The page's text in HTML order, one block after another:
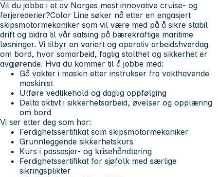
Vil du jobbe i et av Norges mest innovative cruise- og
ferjerederier?Color Line søker nå etter en engasjert
skipsmotormekaniker som vil være med på å sikre stabil
drift og bidra til vår satsing på bærekraftige maritime
løsninger. Vi tilbyr en variert og operativ arbeidshverdag
om bord, hvor samarbeid, faglig stolthet og sikkerhet er
avgjørende. Hva du kommer til å jobbe med:
Gå vakter i maskin etter instrukser fra vakthavende
maskinist
Utføre vedlikehold og daglig oppfølging
Delta aktivt i sikkerhetsarbeid, øvelser og opplæring
om bord
Vi ser etter deg som har:
Ferdighetssertifikat som skipsmotormekaniker
Grunnleggende sikkerhetskurs
Kurs i passasjer- og krisehåndtering
Ferdighetssertifikat for sjøfolk med særlige
sikringsplikter